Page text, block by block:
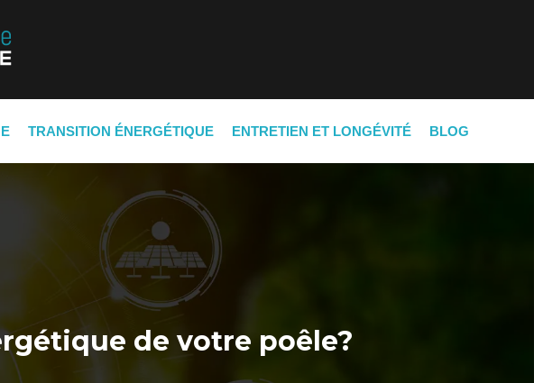
TRANSITION ÉNERGÉTIQUE ENTRETIEN ET LONGÉVITÉ BLOG
de votre poêle?